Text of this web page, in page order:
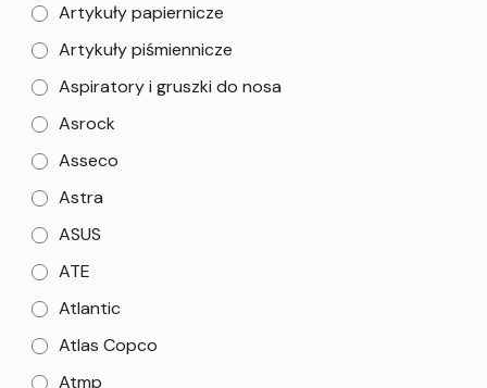
Artykuły papiernicze
Artykuły piśmiennicze
Aspiratory i gruszki do nosa
Asrock
Asseco
Astra
ASUS
ATE
Atlantic
Atlas Copco
Atmp